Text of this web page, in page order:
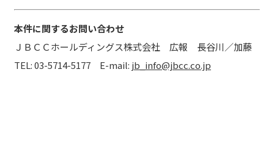
本件に関するお問い合わせ
ＪＢＣＣホールディングス株式会社 広報 長谷川／加藤
TEL: 03-5714-5177 E-mail: jb_info@jbcc.co.jp